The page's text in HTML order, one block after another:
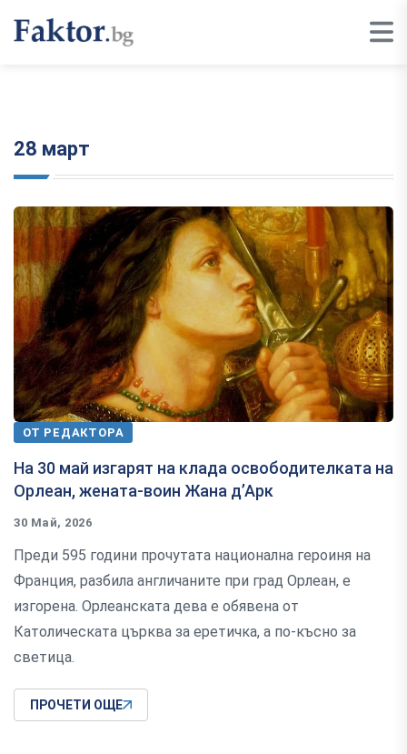
28 март
ОТ РЕДАКТОРА
На 30 май изгарят на клада освободителката на
Орлеан, жената-воин Жана д’Арк
30 Май, 2026
Преди 595 години прочутата национална героиня на
Франция, разбила англичаните при град Орлеан, е
изгорена. Орлеанската дева е обявена от
Католическата църква за еретичка, а по-късно за
светица.
ПРОЧЕТИ ОЩЕ